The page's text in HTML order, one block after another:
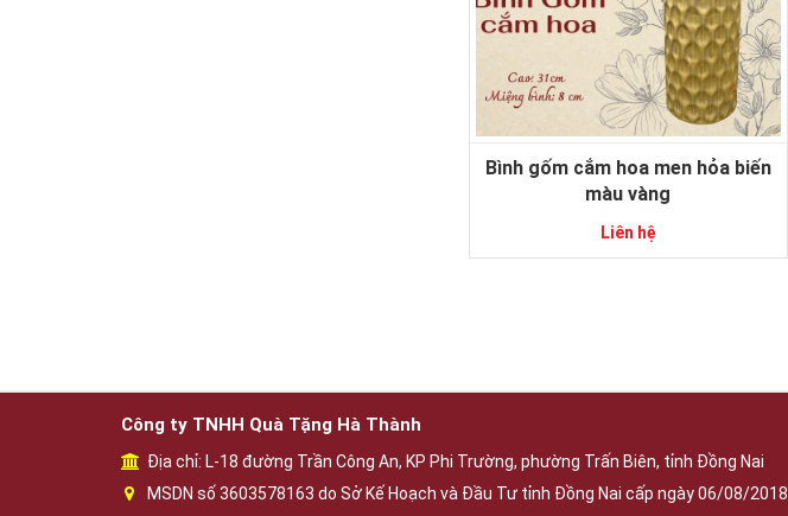
Bình gốm cắm hoa men hỏa biến
màu vàng
Liên hệ
Công ty TNHH Quà Tặng Hà Thành
Địa chỉ: L-18 đường Trần Công An, KP Phi Trường, phường Trấn Biên, tỉnh Đồng Nai
MSDN số 3603578163 do Sở Kế Hoạch và Đầu Tư tỉnh Đồng Nai cấp ngày 06/08/2018